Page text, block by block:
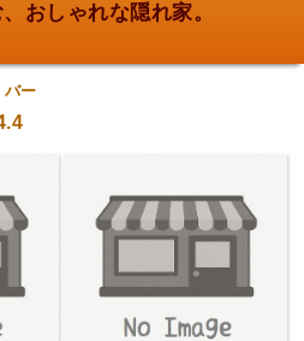
おしゃれな隠れ家。
バー